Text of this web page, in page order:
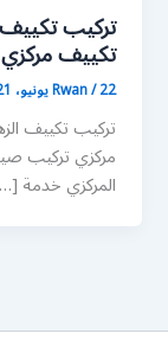
تكييف
Rwan/22 يونيو، 2021
تركيب تكييف
مركزي تركيب
المركزي خدمة